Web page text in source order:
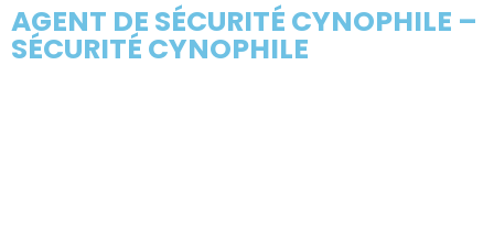
AGENT DE SÉCURITÉ CYNOPHILE –
SÉCURITÉ CYNOPHILE